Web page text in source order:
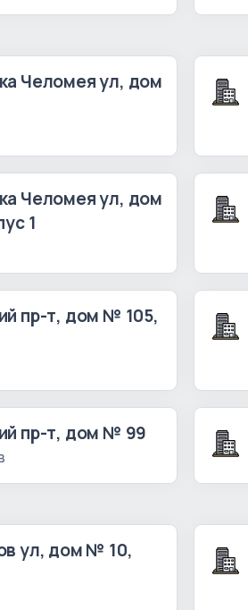
Челомея ул, дом
Челомея ул, дом
1
пр-т, дом № 105,
пр-т, дом № 99
ул, дом № 10,